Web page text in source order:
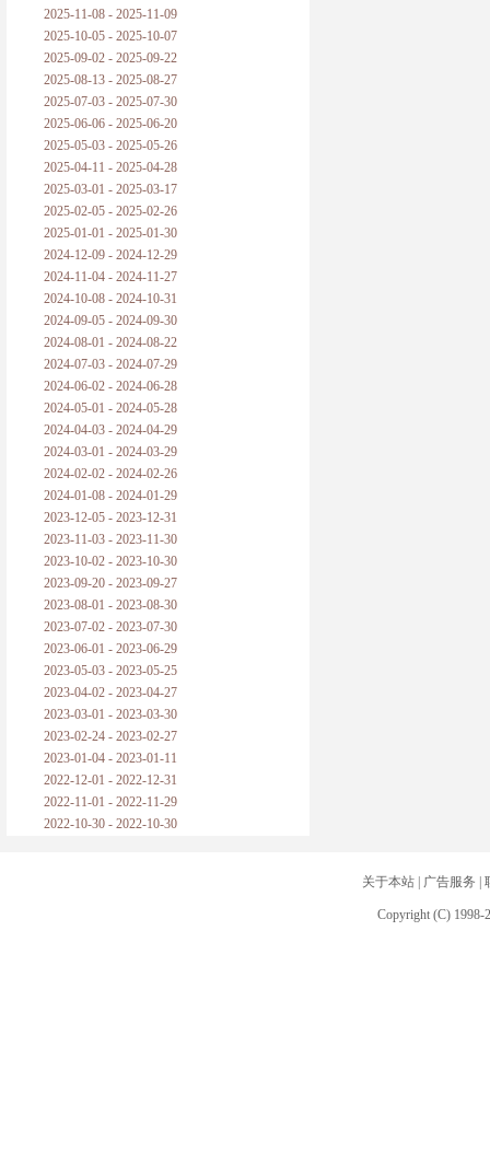
2025-11-08 - 2025-11-09
2025-10-05 - 2025-10-07
2025-09-02 - 2025-09-22
2025-08-13 - 2025-08-27
2025-07-03 - 2025-07-30
2025-06-06 - 2025-06-20
2025-05-03 - 2025-05-26
2025-04-11 - 2025-04-28
2025-03-01 - 2025-03-17
2025-02-05 - 2025-02-26
2025-01-01 - 2025-01-30
2024-12-09 - 2024-12-29
2024-11-04 - 2024-11-27
2024-10-08 - 2024-10-31
2024-09-05 - 2024-09-30
2024-08-01 - 2024-08-22
2024-07-03 - 2024-07-29
2024-06-02 - 2024-06-28
2024-05-01 - 2024-05-28
2024-04-03 - 2024-04-29
2024-03-01 - 2024-03-29
2024-02-02 - 2024-02-26
2024-01-08 - 2024-01-29
2023-12-05 - 2023-12-31
2023-11-03 - 2023-11-30
2023-10-02 - 2023-10-30
2023-09-20 - 2023-09-27
2023-08-01 - 2023-08-30
2023-07-02 - 2023-07-30
2023-06-01 - 2023-06-29
2023-05-03 - 2023-05-25
2023-04-02 - 2023-04-27
2023-03-01 - 2023-03-30
2023-02-24 - 2023-02-27
2023-01-04 - 2023-01-11
2022-12-01 - 2022-12-31
2022-11-01 - 2022-11-29
2022-10-30 - 2022-10-30
关于本站| 广告服务
Copyright (C) 1998-